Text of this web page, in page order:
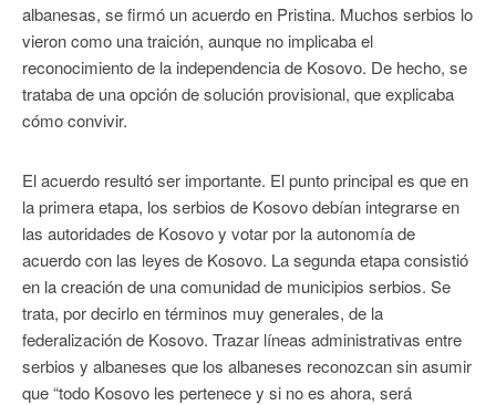
albanesas, se firmó un acuerdo en Pristina. Muchos serbios lo
vieron como una traición, aunque no implicaba el
reconocimiento de la independencia de Kosovo. De hecho, se
trataba de una opción de solución provisional, que explicaba
cómo convivir.
El acuerdo resultó ser importante. El punto principal es que en
la primera etapa, los serbios de Kosovo debían integrarse en
las autoridades de Kosovo y votar por la autonomía de
acuerdo con las leyes de Kosovo. La segunda etapa consistió
en la creación de una comunidad de municipios serbios. Se
trata, por decirlo en términos muy generales, de la
federalización de Kosovo. Trazar líneas administrativas entre
serbios y albaneses que los albaneses reconozcan sin asumir
que “todo Kosovo les pertenece y si no es ahora, será